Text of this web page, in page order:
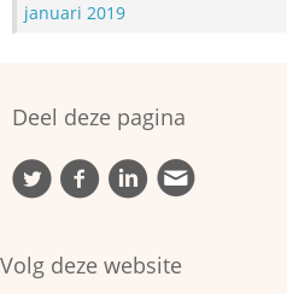
januari 2019
Deel deze pagina
Volg deze website